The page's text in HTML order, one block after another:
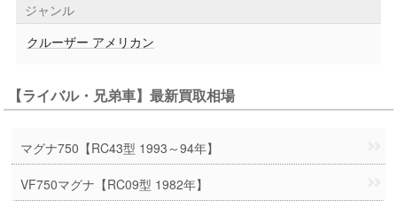
ジャンル
クルーザー アメリカン
【ライバル・兄弟車】最新買取相場
マグナ750【RC43型 1993～94年】
VF750マグナ【RC09型 1982年】